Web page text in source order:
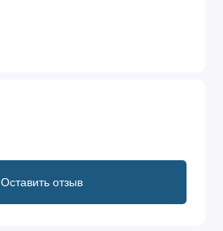
Оставить отзыв